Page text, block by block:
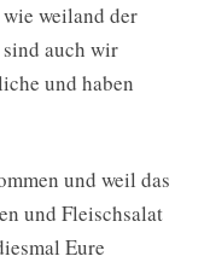
weiland der
auch wir
und haben
und weil das
und Fleischsalat
Eure